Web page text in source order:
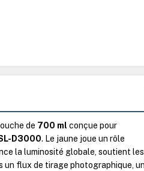
de 700 ml conçue pour
D3000. Le jaune joue un rôle
la luminosité globale, soutient les
un flux de tirage photographique,